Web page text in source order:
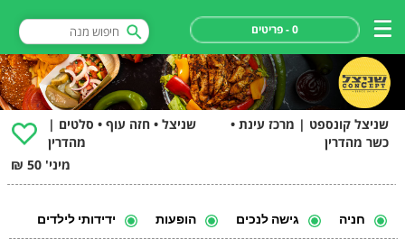
0 - פריטים
שניצל • חזה עוף • סלטים |
מהדרין
שניצל קונספט | מרכז עינת •
כשר מהדרין
מיני' 50 ₪
חניה גישה לנכים הופעות ידידותי לילדים